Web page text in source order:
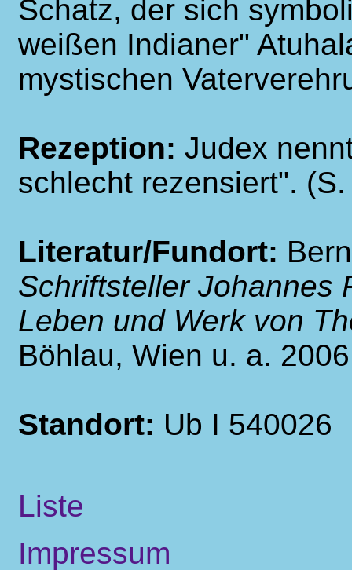
Schatz, der sich
weißen Indianer"
mystischen
Rezeption: Judex
schlecht rezensiert".
Literatur/Fundort:
Schriftsteller Johannes
Leben und Werk von
Böhlau, Wien u. a. 2006
Standort: Ub I 540026
Liste
Impressum